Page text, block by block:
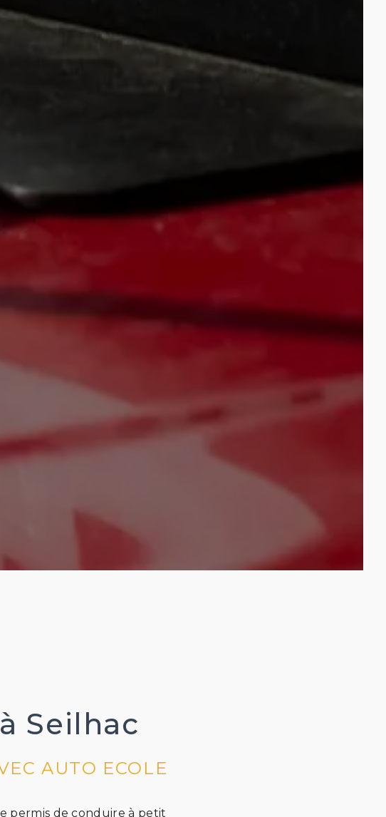
Seilhac
AUTO ECOLE
permis de conduire à petit